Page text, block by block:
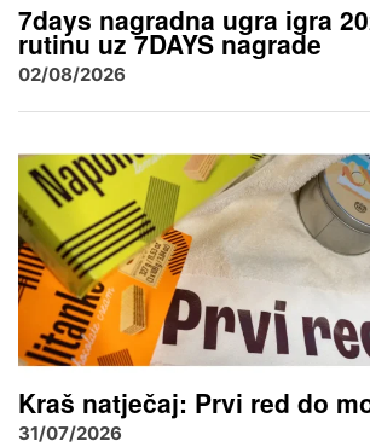
7days nagradna ugra igra
rutinu uz 7DAYS nagrade
02/08/2026
Kraš natječaj: Prvi red do
31/07/2026